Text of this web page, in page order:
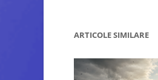
ARTICOLE SIMILARE